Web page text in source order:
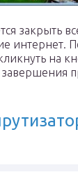
закрыть
интернет.
на
завершения